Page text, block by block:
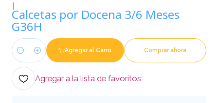
|
Calcetas por Docena 3/6 Meses
G36H
Cantidad
Agregar al Carro Comprar ahora
Agregar a la lista de favoritos